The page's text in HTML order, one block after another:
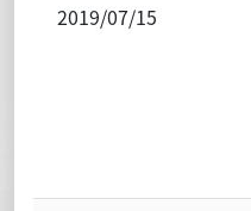
2019/07/15